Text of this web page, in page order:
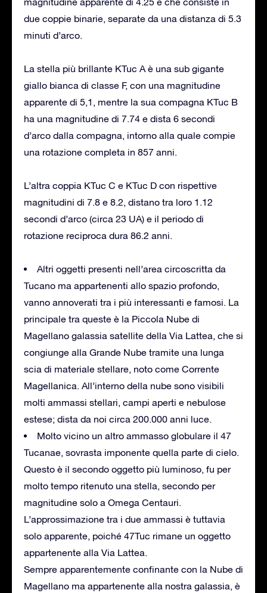
due coppie binarie, separate da una distanza di 5.3
minuti d’arco.
La stella più brillante KTuc A è una sub gigante
giallo bianca di classe F, con una magnitudine
apparente di 5,1, mentre la sua compagna KTuc B
ha una magnitudine di 7.74 e dista 6 secondi
d’arco dalla compagna, intorno alla quale compie
una rotazione completa in 857 anni.
L’altra coppia KTuc C e KTuc D con rispettive
magnitudini di 7.8 e 8.2, distano tra loro 1.12
secondi d’arco (circa 23 UA) e il periodo di
rotazione reciproca dura 86.2 anni.
Altri oggetti presenti nell’area circoscritta da
Tucano ma appartenenti allo spazio profondo,
vanno annoverati tra i più interessanti e famosi. La
principale tra queste è la Piccola Nube di
Magellano galassia satellite della Via Lattea, che si
congiunge alla Grande Nube tramite una lunga
scia di materiale stellare, noto come Corrente
Magellanica. All’interno della nube sono visibili
molti ammassi stellari, campi aperti e nebulose
estese; dista da noi circa 200.000 anni luce.
Molto vicino un altro ammasso globulare il 47
Tucanae, sovrasta imponente quella parte di cielo.
Questo è il secondo oggetto più luminoso, fu per
molto tempo ritenuto una stella, secondo per
magnitudine solo a Omega Centauri.
L’approssimazione tra i due ammassi è tuttavia
solo apparente, poiché 47Tuc rimane un oggetto
appartenente alla Via Lattea.
Sempre apparentemente confinante con la Nube di
Magellano ma appartenente alla nostra galassia, è